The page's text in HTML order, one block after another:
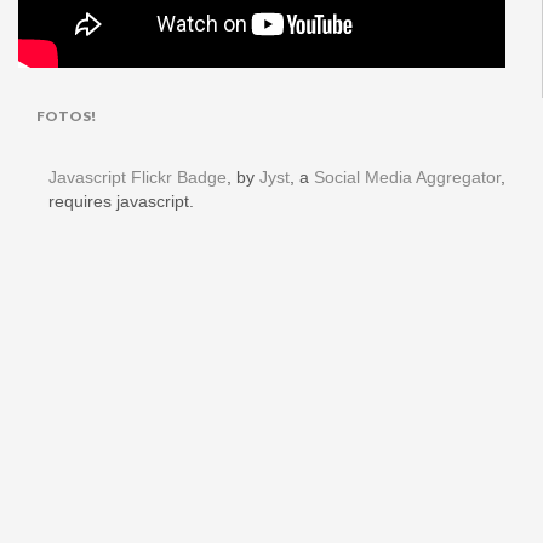
FOTOS!
Javascript Flickr Badge , by Jyst , a Social Media Aggregator,
requires javascript.